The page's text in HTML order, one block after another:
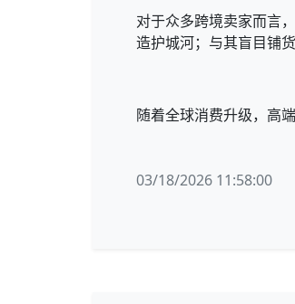
对于众多跨境卖家而言
造护城河；与其盲目铺
随着全球消费升级，高
03/18/2026 11:58:00